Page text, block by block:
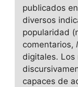
publicados
diversos
popularidad
comentarios,
digitales. Los
capaces de